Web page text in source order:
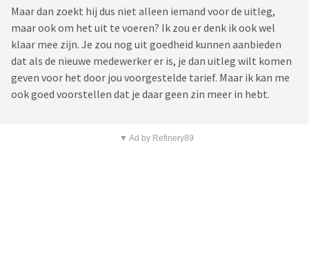
Maar dan zoekt hij dus niet alleen iemand voor de uitleg,
maar ook om het uit te voeren? Ik zou er denk ik ook wel
klaar mee zijn. Je zou nog uit goedheid kunnen aanbieden
dat als de nieuwe medewerker er is, je dan uitleg wilt komen
geven voor het door jou voorgestelde tarief. Maar ik kan me
ook goed voorstellen dat je daar geen zin meer in hebt.
▼ Ad by Refinery89